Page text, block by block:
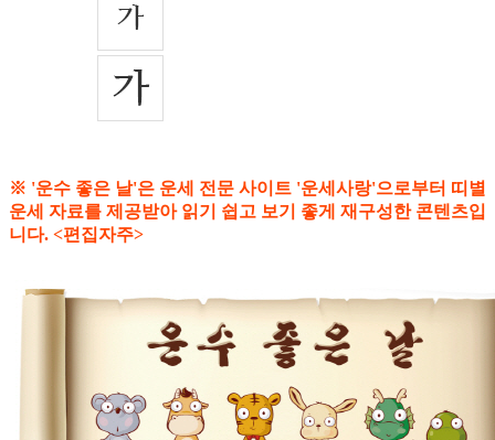
※ '운수 좋은 날'은 운세 전문 사이트 '운세사랑'으로부터 띠별
운세 자료를 제공받아 읽기 쉽고 보기 좋게 재구성한 콘텐츠입
니다. <편집자주>